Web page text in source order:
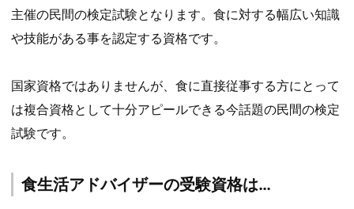
主催の民間の検定試験となります。食に対する幅広い知識
や技能がある事を認定する資格です。
国家資格ではありませんが、食に直接従事する方にとって
は複合資格として十分アピールできる今話題の民間の検定
試験です。
食生活アドバイザーの受験資格は…